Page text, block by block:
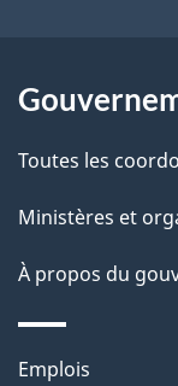
a
p
a
g
e
Toutes les
Ministères et
À propos du
Thèmes
Emplois